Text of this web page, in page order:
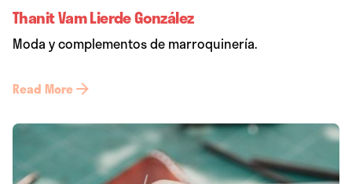
Thanit Vam Lierde González
Moda y complementos de marroquinería.
Read More